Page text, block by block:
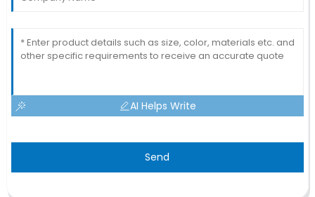
AI Helps Write
Send